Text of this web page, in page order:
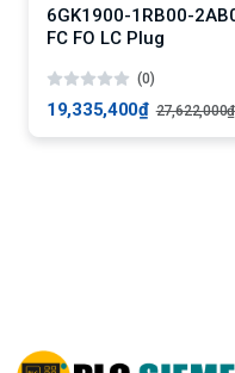
6GK1900-1RB00-
FC FO LC Plug
(0)
19,335,400₫ 27,622,000₫